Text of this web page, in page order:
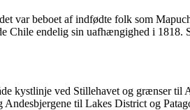
var beboet af indfødte folk som
Chile endelig sin uafhængighed i
kystlinje ved Stillehavet og grænser
til Lakes District og